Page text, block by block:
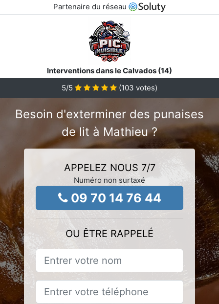
Partenaire du réseau
Interventions dans le Calvados (14)
5/5 (103 votes)
Besoin d'exterminer des punaises
de lit à Mathieu ?
APPELEZ NOUS 7/7
Numéro non surtaxé
09 70 14 76 44
OU ÊTRE RAPPELÉ